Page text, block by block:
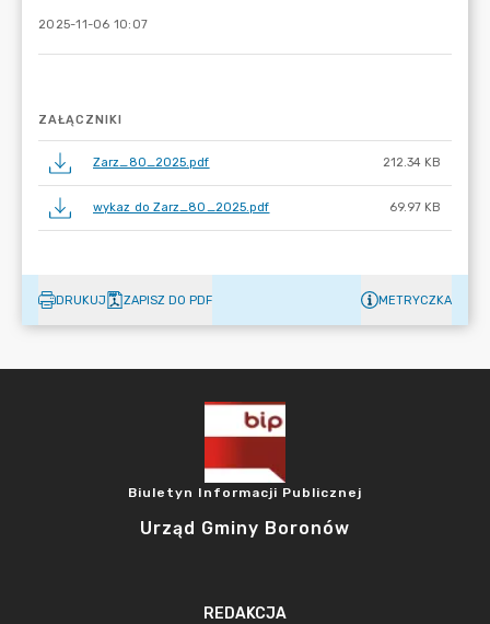
2025-11-06 10:07
ZAŁĄCZNIKI
Zarz_80_2025.pdf 212.34 KB
wykaz do Zarz_80_2025.pdf 69.97 KB
DRUKUJ ZAPISZ DO PDF METRYCZKA
Biuletyn Informacji Publicznej
Urząd Gminy Boronów
REDAKCJA